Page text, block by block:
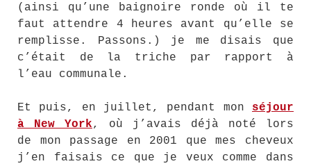
(ainsi qu’une baignoire ronde où il te
faut attendre 4 heures avant qu’elle se
remplisse. Passons.) je me disais que
c’était de la triche par rapport à
l’eau communale.
Et puis, en juillet, pendant mon séjour
à New York, où j’avais déjà noté lors
de mon passage en 2001 que mes cheveux
j’en faisais ce que je veux comme dans